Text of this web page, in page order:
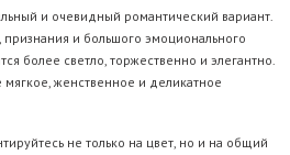
и очевидный романтический вариант.
и большого эмоционального
более светло, торжественно и элегантно.
мягкое, женственное и деликатное
не только на цвет, но и на общий